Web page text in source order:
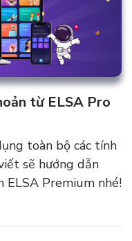
từ ELSA Pro
toàn bộ các tính
sẽ hướng dẫn
ELSA Premium nhé!